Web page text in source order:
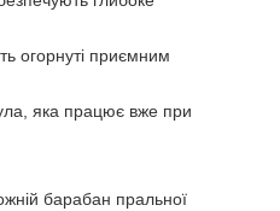
огорнуті приємним
яка працює вже при
барабан пральної